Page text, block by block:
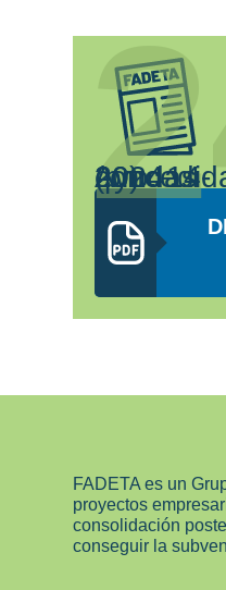
Ayudas concedidas 2024 (pro. 14-20)
FADETA es un
proyectos
consolidación
conseguir la